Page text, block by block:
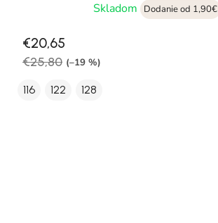
Skladom
Dodanie od 1,90€
€20,65
€25,80 (–19 %)
116 122 128